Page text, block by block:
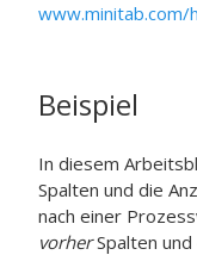
www.minitab.com/
Beispiel
In diesem
Spalten und die
nach einer
vorherSpalten